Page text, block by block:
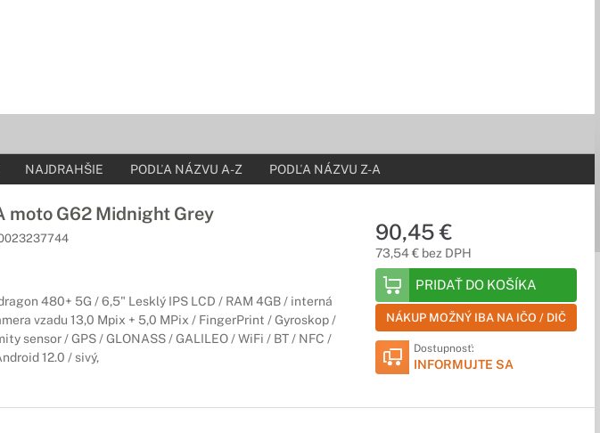
NAJDRAHŠIE PODĽA NÁZVU A-Z PODĽA NÁZVU Z-A
moto G62 Midnight Grey
480+ 5G / 6,5" Lesklý IPS LCD / RAM 4GB / interná
vzadu 13,0 Mpix + 5,0 MPix / FingerPrint / Gyroskop /
sensor / GPS / GLONASS / GALILEO / WiFi / BT / NFC /
12.0 / sivý,
90,45 €
73,54 € bez DPH
PRIDAŤ DO KOŠÍKA
NÁKUP MOŽNÝ IBA NA IČO / DIČ
Dostupnosť:
INFORMUJTE SA